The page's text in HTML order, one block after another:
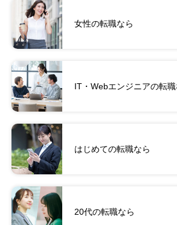
女性の転職なら
IT・Webエンジニアの転職
はじめての転職なら
20代の転職なら